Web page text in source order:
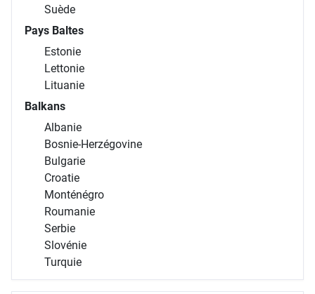
Suède
Pays Baltes
Estonie
Lettonie
Lituanie
Balkans
Albanie
Bosnie-Herzégovine
Bulgarie
Croatie
Monténégro
Roumanie
Serbie
Slovénie
Turquie